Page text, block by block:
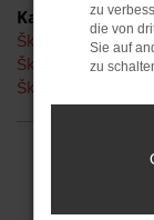
Kategorie
Škoda Octavia
Škoda Octavia
Škoda Octavia
zu
die von
Sie auf
zu